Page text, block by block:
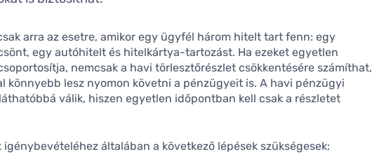
arra az esetre, amikor egy ügyfél három hitelt tart fenn: egy
egy autóhitelt és hitelkártya-tartozást. Ha ezeket egyetlen
nemcsak a havi törlesztőrészlet csökkentésére számíthat,
könnyebb lesz nyomon követni a pénzügyeit is. A havi pénzügyi
válik, hiszen egyetlen időpontban kell csak a részletet
igénybevételéhez általában a következő lépések szükségesek: